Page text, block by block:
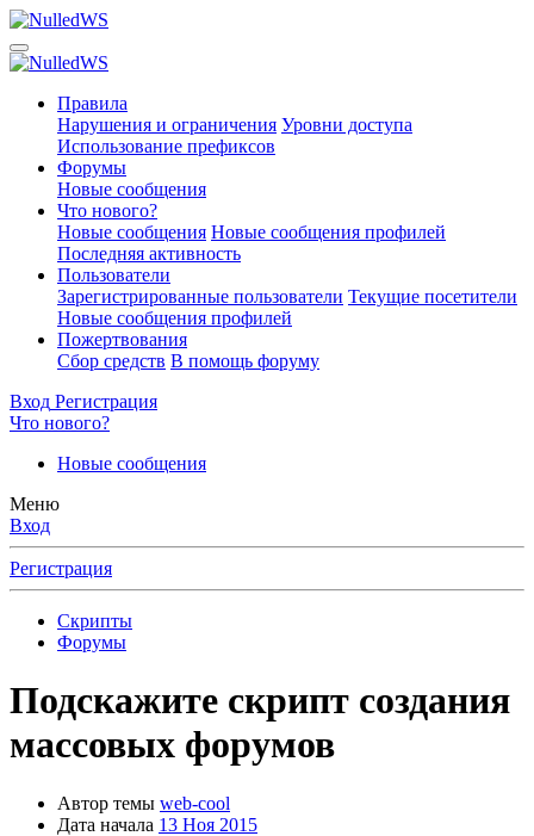
Правила
Нарушения и ограничения Уровни доступа
Использование префиксов
Форумы
Новые сообщения
Что нового?
Новые сообщения Новые сообщения профилей
Последняя активность
Пользователи
Зарегистрированные пользователи Текущие посетители
Новые сообщения профилей
Пожертвования
Сбор средств В помощь форуму
Вход Регистрация
Что нового?
Новые сообщения
Меню
Вход
Регистрация
Скрипты
Форумы
Подскажите скрипт создания
массовых форумов
Автор темы web-cool
Дата начала 13 Ноя 2015